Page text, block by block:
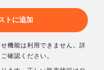
トに追加
機能は利用できません。詳
確認ください。